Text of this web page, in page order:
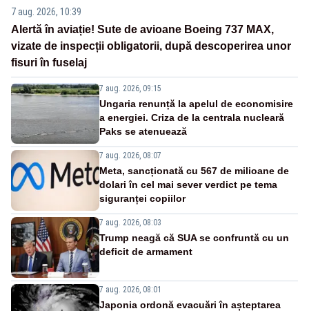
7 aug. 2026, 10:39
Alertă în aviație! Sute de avioane Boeing 737 MAX,
vizate de inspecții obligatorii, după descoperirea unor
fisuri în fuselaj
7 aug. 2026, 09:15
Ungaria renunță la apelul de economisire
a energiei. Criza de la centrala nucleară
Paks se atenuează
7 aug. 2026, 08:07
Meta, sancționată cu 567 de milioane de
dolari în cel mai sever verdict pe tema
siguranței copiilor
7 aug. 2026, 08:03
Trump neagă că SUA se confruntă cu un
deficit de armament
7 aug. 2026, 08:01
Japonia ordonă evacuări în așteptarea